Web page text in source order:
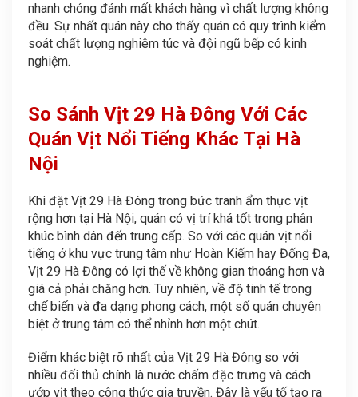
nhanh chóng đánh mất khách hàng vì chất lượng không
đều. Sự nhất quán này cho thấy quán có quy trình kiểm
soát chất lượng nghiêm túc và đội ngũ bếp có kinh
nghiệm.
So Sánh Vịt 29 Hà Đông Với Các
Quán Vịt Nổi Tiếng Khác Tại Hà
Nội
Khi đặt Vịt 29 Hà Đông trong bức tranh ẩm thực vịt
rộng hơn tại Hà Nội, quán có vị trí khá tốt trong phân
khúc bình dân đến trung cấp. So với các quán vịt nổi
tiếng ở khu vực trung tâm như Hoàn Kiếm hay Đống Đa,
Vịt 29 Hà Đông có lợi thế về không gian thoáng hơn và
giá cả phải chăng hơn. Tuy nhiên, về độ tinh tế trong
chế biến và đa dạng phong cách, một số quán chuyên
biệt ở trung tâm có thể nhỉnh hơn một chút.
Điểm khác biệt rõ nhất của Vịt 29 Hà Đông so với
nhiều đối thủ chính là nước chấm đặc trưng và cách
ướp vịt theo công thức gia truyền. Đây là yếu tố tạo ra